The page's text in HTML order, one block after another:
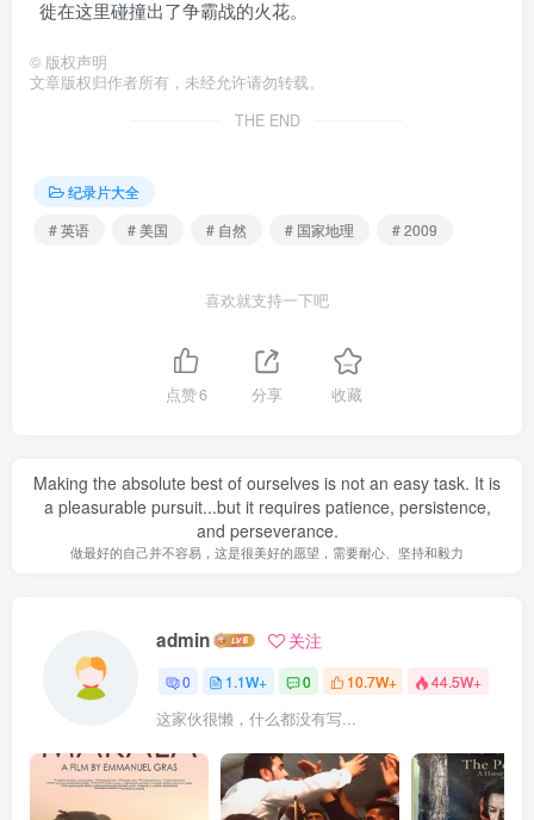
徙在这里碰撞出了争霸战的火花。
© 版权声明
文章版权归作者所有，未经允许请勿转载。
THE END
纪录片大全
# 英语
# 美国 # 自然 # 国家地理 # 2009
喜欢就支持一下吧
点赞6 分享 收藏
Making the absolute best of ourselves is not an easy task. It is
a pleasurable pursuit...but it requires patience, persistence,
and perseverance.
做最好的自己并不容易，这是很美好的愿望，需要耐心、坚持和毅力
admin 关注
0 1.1W+ 0 10.7W+ 44.5W+
这家伙很懒，什么都没有写...